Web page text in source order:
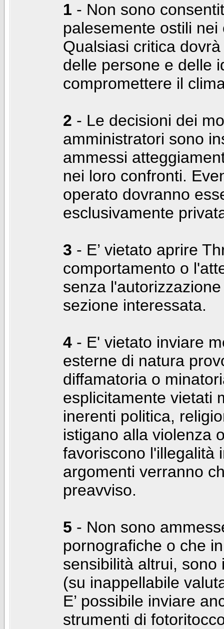
1 - Non sono
palesemente ostili
Qualsiasi critica
delle persone e delle
compromettere il
2 - Le decisioni dei
amministratori sono
ammessi
nei loro confronti.
operato dovranno
esclusivamente
3 - E’ vietato aprire
comportamento o
senza
sezione interessata.
4 - E' vietato inviare
esterne di natura
diffamatoria o
esplicitamente vietati
inerenti politica,
istigano alla violenza
favoriscono l'illegalità
argomenti verranno
preavviso.
5 - Non sono
pornografiche o che
sensibilità altrui,
(su inappellabile
E’ possibile inviare
strumenti di